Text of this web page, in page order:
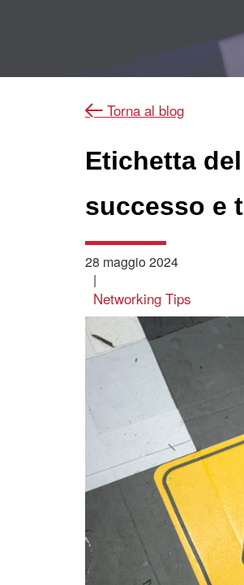
Torna al blog
Etichetta
successo e
28 maggio 2024
|
Networking Tips